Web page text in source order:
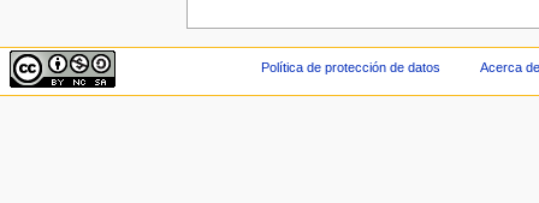
Política de protección de datos Acerca